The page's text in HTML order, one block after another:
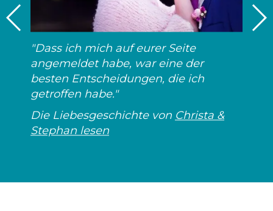
"Dass ich mich auf eurer Seite
angemeldet habe, war eine der
besten Entscheidungen, die ich
getroffen habe."
Die Liebesgeschichte von Christa &
Stephan lesen